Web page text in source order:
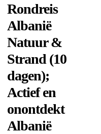
Rondreis
Albanië
Natuur &
Strand (10
dagen);
Actief en
onontdekt
Albanië